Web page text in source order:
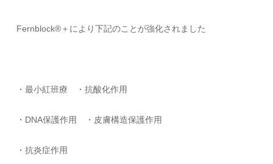
Fernblock®＋により下記のことが強化されました
・最小紅班療 ・抗酸化作用
・ DNA保護作用 ・皮膚構造保護作用
・抗炎症作用